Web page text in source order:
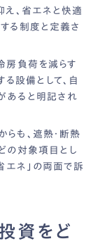
え、省エネと快適
る制度と定義さ
房負荷を減らす
設備として、自
あると明記され
も、遮熱・断熱
の対象項目とし
エネ」の両面で訴
資をど